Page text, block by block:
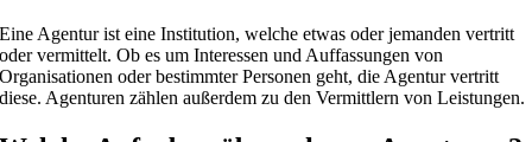
Eine Agentur ist eine Institution, welche etwas oder jemanden vertritt
oder vermittelt. Ob es um Interessen und Auffassungen von
Organisationen oder bestimmter Personen geht, die Agentur vertritt
diese. Agenturen zählen außerdem zu den Vermittlern von Leistungen.